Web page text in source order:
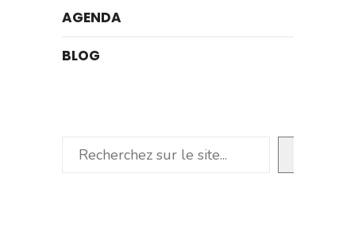
AGENDA
BLOG
Rechercher